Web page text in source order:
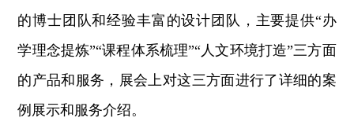
的博士团队和经验丰富的设计团队，主要提供“办
学理念提炼”“课程体系梳理”“人文环境打造”三方面
的产品和服务，展会上对这三方面进行了详细的案
例展示和服务介绍。